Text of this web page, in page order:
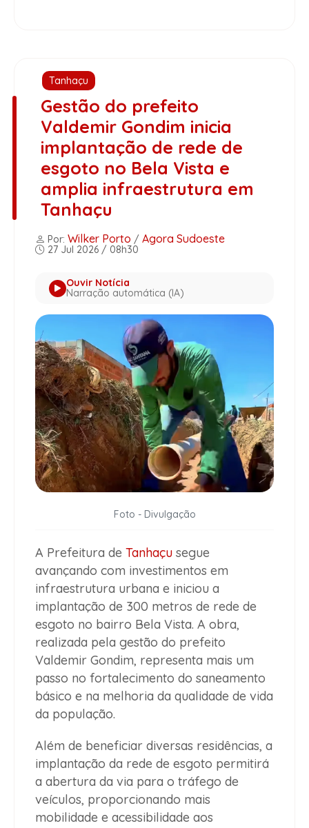
Tanhaçu
Gestão do prefeito
Valdemir Gondim inicia
implantação de rede de
esgoto no Bela Vista e
amplia infraestrutura em
Tanhaçu
Por: Wilker Porto / Agora Sudoeste
27 Jul 2026 / 08h30
Ouvir Notícia
Narração automática (IA)
Foto - Divulgação
A Prefeitura de Tanhaçu segue
avançando com investimentos em
infraestrutura urbana e iniciou a
implantação de 300 metros de rede de
esgoto no bairro Bela Vista. A obra,
realizada pela gestão do prefeito
Valdemir Gondim, representa mais um
passo no fortalecimento do saneamento
básico e na melhoria da qualidade de vida
da população.
Além de beneficiar diversas residências, a
implantação da rede de esgoto permitirá
a abertura da via para o tráfego de
veículos, proporcionando mais
mobilidade e acessibilidade aos